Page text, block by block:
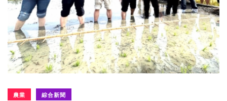
農業 綜合新聞